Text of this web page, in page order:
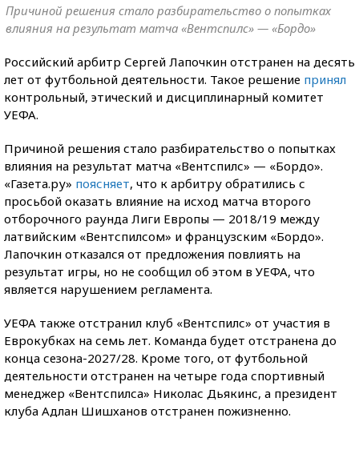
Причиной решения стало разбирательство о попытках
влияния на результат матча «Вентспилс» — «Бордо»
Российский арбитр Сергей Лапочкин отстранен на десять
лет от футбольной деятельности. Такое решение принял
контрольный, этический и дисциплинарный комитет
УЕФА.
Причиной решения стало разбирательство о попытках
влияния на результат матча «Вентспилс» — «Бордо».
«Газета.ру» поясняет, что к арбитру обратились с
просьбой оказать влияние на исход матча второго
отборочного раунда Лиги Европы — 2018/19 между
латвийским «Вентспилсом» и французским «Бордо».
Лапочкин отказался от предложения повлиять на
результат игры, но не сообщил об этом в УЕФА, что
является нарушением регламента.
УЕФА также отстранил клуб «Вентспилс» от участия в
Еврокубках на семь лет. Команда будет отстранена до
конца сезона-2027/28. Кроме того, от футбольной
деятельности отстранен на четыре года спортивный
менеджер «Вентспилса» Николас Дьякинс, а президент
клуба Адлан Шишханов отстранен пожизненно.